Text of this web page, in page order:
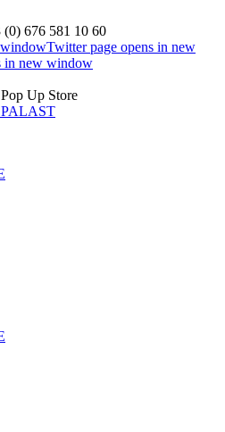
(0) 676 581 10 60
windowTwitter page opens in new
in new window
Up Store